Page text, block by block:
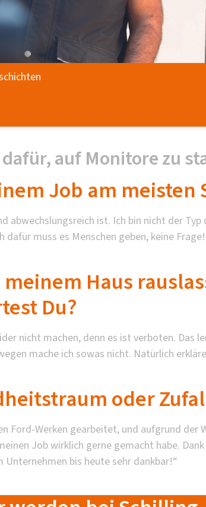
auf Monitore zu
Job am meisten
abwechslungsreich ist. Ich bin nicht der
muss es Menschen geben, keine
Haus
Du?
nicht machen, denn es ist verboten. Das
mache ich sowas nicht. Natürlich
oder
Ford-Werken gearbeitet, und aufgrund
Job wirklich gerne gemacht habe.
bis heute sehr dankbar!“